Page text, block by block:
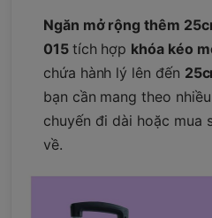
Ngăn mở rộng thêm
015 tích hợp khóa kéo
chứa hành lý lên đến
bạn cần mang theo
chuyến đi dài hoặc mua
về.